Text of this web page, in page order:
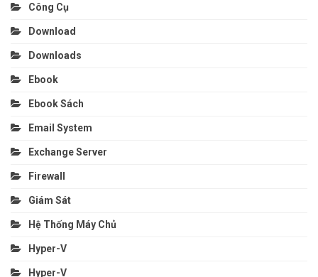
Công Cụ
Download
Downloads
Ebook
Ebook Sách
Email System
Exchange Server
Firewall
Giám Sát
Hệ Thống Máy Chủ
Hyper-V
Hyper-V